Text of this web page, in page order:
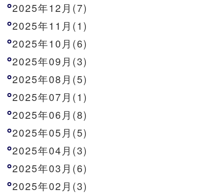
2025年12月(7)
2025年11月(1)
2025年10月(6)
2025年09月(3)
2025年08月(5)
2025年07月(1)
2025年06月(8)
2025年05月(5)
2025年04月(3)
2025年03月(6)
2025年02月(3)